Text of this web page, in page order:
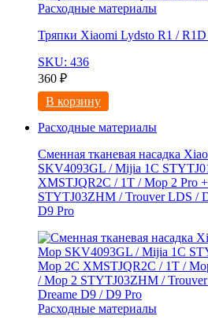
Расходные материалы
Тряпки Xiaomi Lydsto R1 /
SKU: 436
360 ₽
В корзину
Расходные материалы
Сменная тканевая насадка
SKV4093GL / Mijia 1C
XMSTJQR2C / 1T / Mop 2 Pro
STYTJ03ZHM / Trouver LDS /
D9 Pro
Расходные материалы